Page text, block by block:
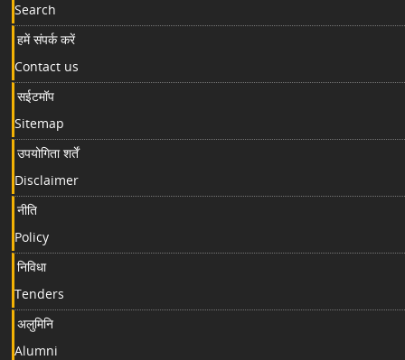
Search
हमें संपर्क करें
Contact us
सईटमॉप
Sitemap
उपयोगिता शर्तें
Disclaimer
नीति
Policy
निविधा
Tenders
अलुमिनि
Alumni